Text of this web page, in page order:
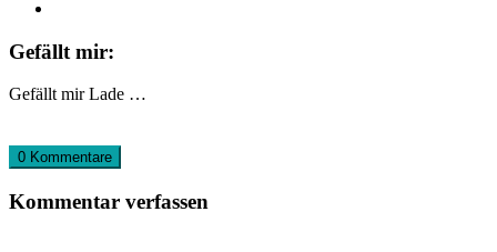
Gefällt mir:
Gefällt mir Lade …
0 Kommentare
Kommentar verfassen